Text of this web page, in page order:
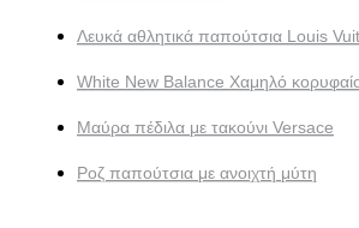
Λευκά αθλητικά παπούτσια Louis
White New Balance Χαμηλό
Μαύρα πέδιλα με τακούνι Versace
Ροζ παπούτσια με ανοιχτή μύτη